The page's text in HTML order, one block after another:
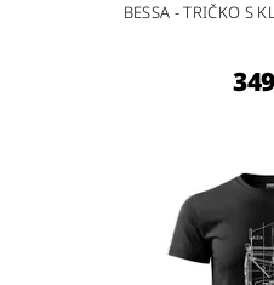
BESSA - TRIČKO S